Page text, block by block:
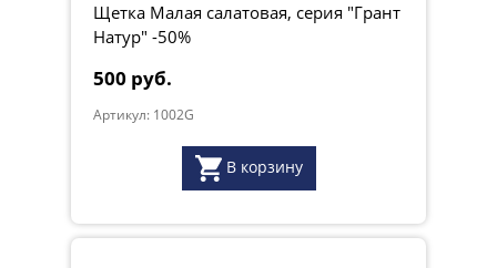
Щетка Малая салатовая, серия "Грант
Натур" -50%
500 руб.
Артикул: 1002G
В корзину